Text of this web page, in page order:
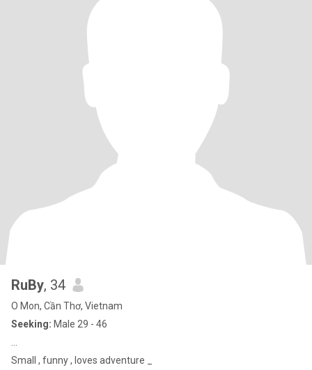
RuBy, 34
O Mon, Cần Thơ, Vietnam
Seeking: Male 29 - 46
Small , funny , loves adventure _